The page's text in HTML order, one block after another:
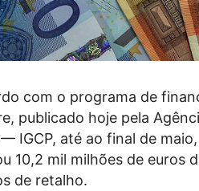
com o programa de
publicado hoje pela
IGCP, até ao final de
10,2 mil milhões de euros
de retalho.